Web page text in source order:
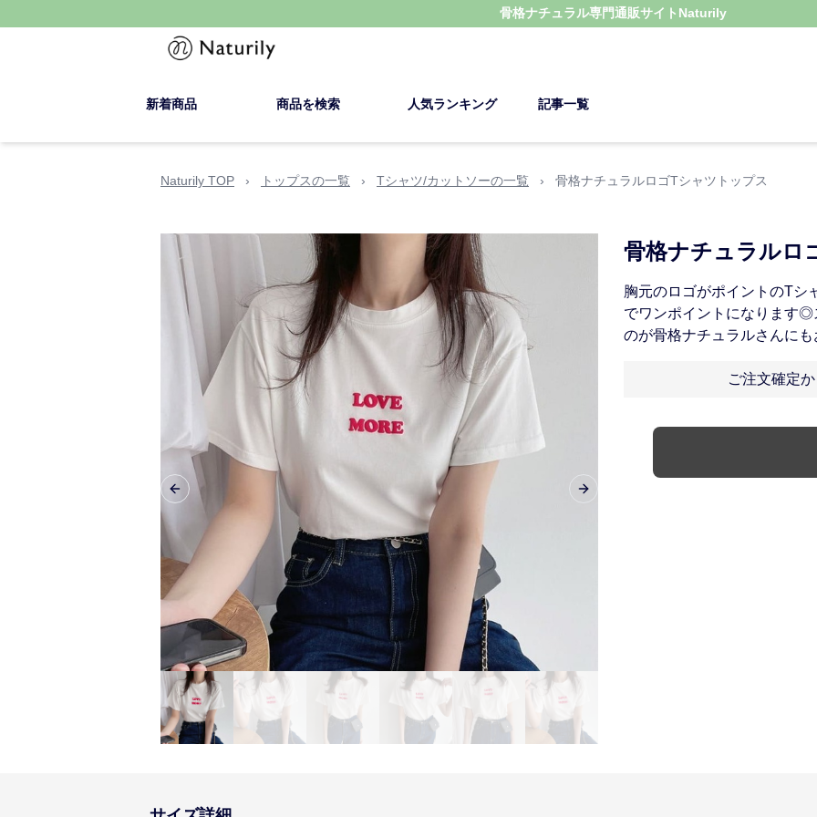
骨格ナチュラル専門通販サイト Naturily
新着商品 商品を検索 人気ランキング 記事一覧
Naturily TOP › トップスの一覧 › Tシャツ/カットソーの一覧 › 骨格ナチュラルロゴTシャツトップス
Previous slide Next slide
骨格ナチュラルロ
胸元のロゴがポイントのTシ
でワンポイントになります◎
のが骨格ナチュラルさんに
ご注文確定